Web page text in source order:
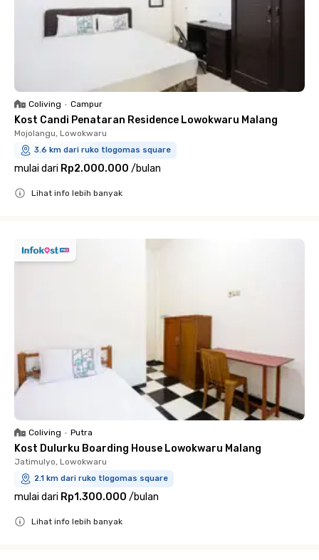
Coliving • Campur
Kost Candi Penataran Residence Lowokwaru Malang
Mojolangu, Lowokwaru
3.6 km dari ruko tlogomas square
mulai dari Rp2.000.000 /bulan
Lihat info lebih banyak
Coliving • Putra
Kost Dulurku Boarding House Lowokwaru Malang
Jatimulyo, Lowokwaru
2.1 km dari ruko tlogomas square
mulai dari Rp1.300.000 /bulan
Lihat info lebih banyak